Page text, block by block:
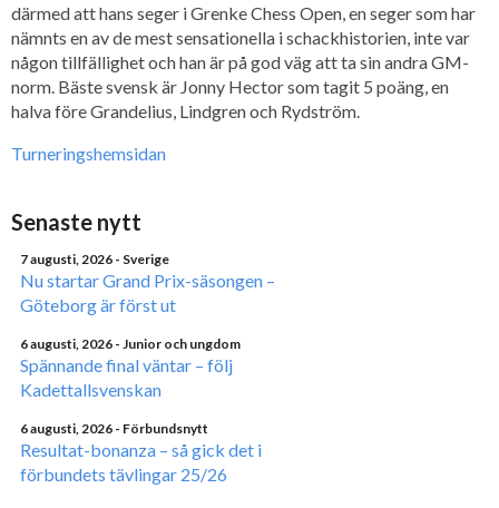
därmed att hans seger i Grenke Chess Open, en seger som har
nämnts en av de mest sensationella i schackhistorien, inte var
någon tillfällighet och han är på god väg att ta sin andra GM-
norm. Bäste svensk är Jonny Hector som tagit 5 poäng, en
halva före Grandelius, Lindgren och Rydström.
Turneringshemsidan
Senaste nytt
7 augusti, 2026 - Sverige
Nu startar Grand Prix-säsongen –
Göteborg är först ut
6 augusti, 2026 - Junior och ungdom
Spännande final väntar – följ
Kadettallsvenskan
6 augusti, 2026 - Förbundsnytt
Resultat-bonanza – så gick det i
förbundets tävlingar 25/26